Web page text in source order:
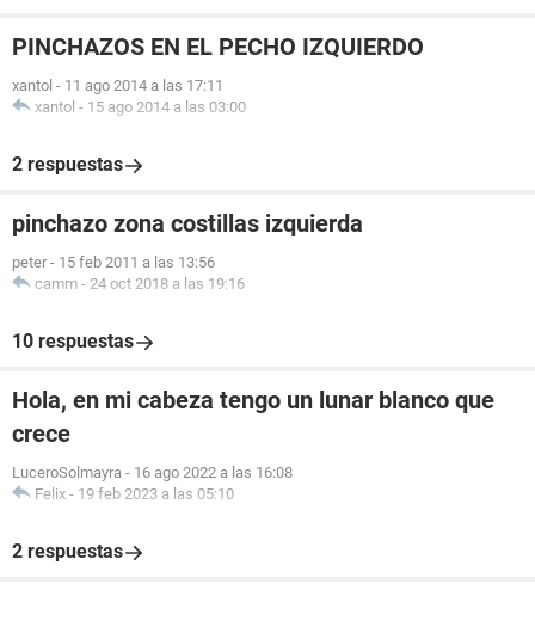
PINCHAZOS EN EL PECHO IZQUIERDO
xantol - 11 ago 2014 a las 17:11
xantol - 15 ago 2014 a las 03:00
2 respuestas
pinchazo zona costillas izquierda
peter - 15 feb 2011 a las 13:56
camm - 24 oct 2018 a las 19:16
10 respuestas
Hola, en mi cabeza tengo un lunar blanco que
crece
LuceroSolmayra - 16 ago 2022 a las 16:08
Felix - 19 feb 2023 a las 05:10
2 respuestas